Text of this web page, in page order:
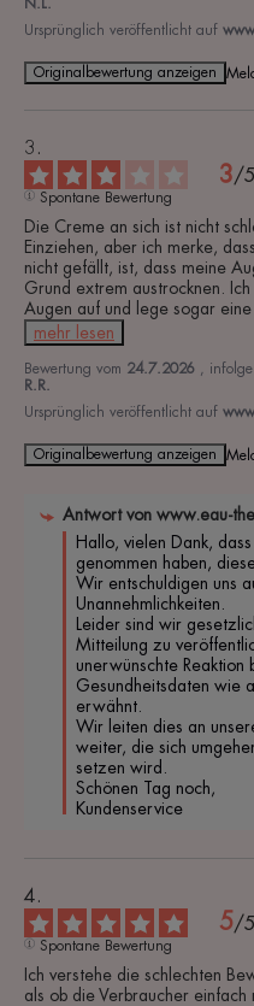
N.L.
Ursprünglich veröffentlicht auf
Originalbewertung anzeigen
3/5
Spontane Bewertung
Die Creme an sich ist nicht
Einziehen, aber ich merke,
nicht gefällt, ist, dass meine
Grund extrem austrocknen.
Augen auf und lege sogar
mehr lesen
Bewertung vom 24.7.2026 ,
R.R.
Ursprünglich veröffentlicht auf
Originalbewertung anzeigen
Antwort von www.eau-
Hallo, vielen Dank,
genommen haben,
Wir entschuldigen uns
Unannehmlichkeiten.
Leider sind wir
Mitteilung zu
unerwünschte Reaktion
Gesundheitsdaten wie
erwähnt.
Wir leiten dies an
weiter, die sich
setzen wird.
Schönen Tag noch,
Kundenservice
5/5
Spontane Bewertung
Ich verstehe die schlechten
als ob die Verbraucher einfach